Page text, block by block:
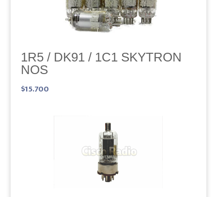
1R5 / DK91 / 1C1 SKYTRON
NOS
$15.700